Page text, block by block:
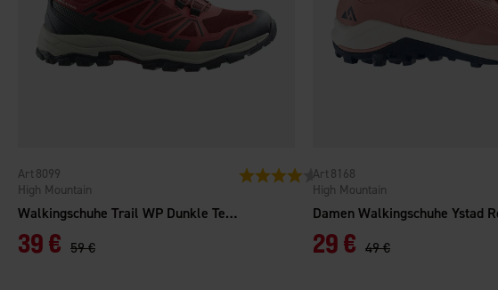
Walkingschuhe Trail WP Dunkle Terrakotta
High Mountain
8099
39 € 59 €
Bewertung: 4.0 von 5 Sternen
Damen Walkingschuhe Ystad
High Mountain
8168
29 € 49 €